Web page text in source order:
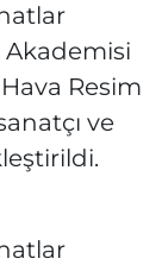
Akademisi
Resim
ve